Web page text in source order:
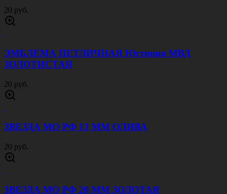
20 руб.
ЭМБЛЕМА ПЕТЛИЧНАЯ Юстиция МВД
ЗОЛОТИСТАЯ
20 руб.
ЗВЕЗДА МО РФ 13 ММ ОЛИВА
20 руб.
ЗВЕЗДА МО РФ 20 ММ ЗОЛОТАЯ